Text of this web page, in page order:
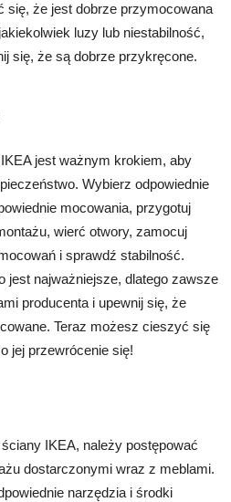
się, że jest dobrze przymocowana
luzy lub niestabilność,
się, że są dobrze przykręcone.
jest ważnym krokiem, aby
Wybierz odpowiednie
mocowania, przygotuj
wierć otwory, zamocuj
i sprawdź stabilność.
jest najważniejsze, dlatego zawsze
producenta i upewnij się, że
Teraz możesz cieszyć się
jej przewrócenie się!
IKEA, należy postępować
dostarczonymi wraz z meblami.
narzędzia i środki